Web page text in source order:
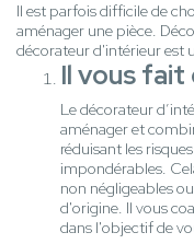
Il est parfois difficile de
aménager une pièce.
décorateur d'intérieur est
Il vous
Le décorateur
aménager et
réduisant les
impondérables.
non négligeables
d'origine. Il vous
dans l'objectif de